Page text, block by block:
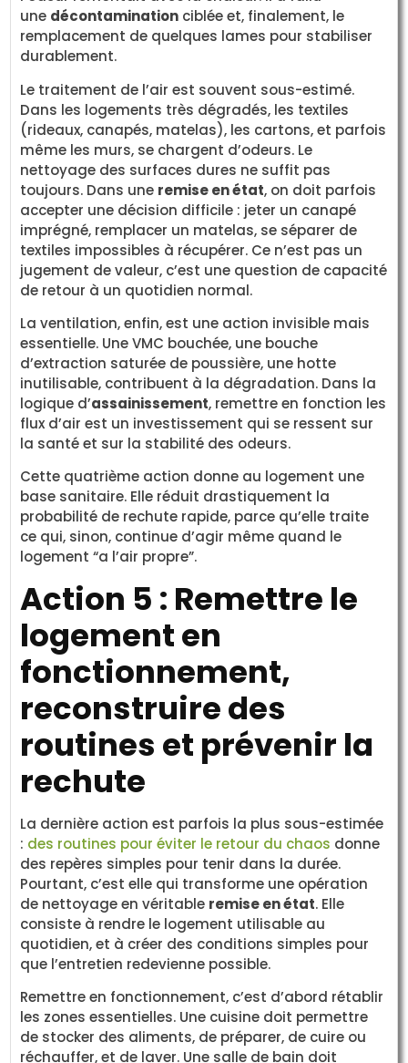
une décontamination ciblée et, finalement, le
remplacement de quelques lames pour stabiliser
durablement.
Le traitement de l’air est souvent sous-estimé.
Dans les logements très dégradés, les textiles
(rideaux, canapés, matelas), les cartons, et parfois
même les murs, se chargent d’odeurs. Le
nettoyage des surfaces dures ne suffit pas
toujours. Dans une remise en état, on doit parfois
accepter une décision difficile : jeter un canapé
imprégné, remplacer un matelas, se séparer de
textiles impossibles à récupérer. Ce n’est pas un
jugement de valeur, c’est une question de capacité
de retour à un quotidien normal.
La ventilation, enfin, est une action invisible mais
essentielle. Une VMC bouchée, une bouche
d’extraction saturée de poussière, une hotte
inutilisable, contribuent à la dégradation. Dans la
logique d’assainissement, remettre en fonction les
flux d’air est un investissement qui se ressent sur
la santé et sur la stabilité des odeurs.
Cette quatrième action donne au logement une
base sanitaire. Elle réduit drastiquement la
probabilité de rechute rapide, parce qu’elle traite
ce qui, sinon, continue d’agir même quand le
logement “a l’air propre”.
Action 5 : Remettre le
logement en
fonctionnement,
reconstruire des
routines et prévenir la
rechute
La dernière action est parfois la plus sous-estimée
: des routines pour éviter le retour du chaos donne
des repères simples pour tenir dans la durée.
Pourtant, c’est elle qui transforme une opération
de nettoyage en véritable remise en état. Elle
consiste à rendre le logement utilisable au
quotidien, et à créer des conditions simples pour
que l’entretien redevienne possible.
Remettre en fonctionnement, c’est d’abord rétablir
les zones essentielles. Une cuisine doit permettre
de stocker des aliments, de préparer, de cuire ou
réchauffer, et de laver. Une salle de bain doit